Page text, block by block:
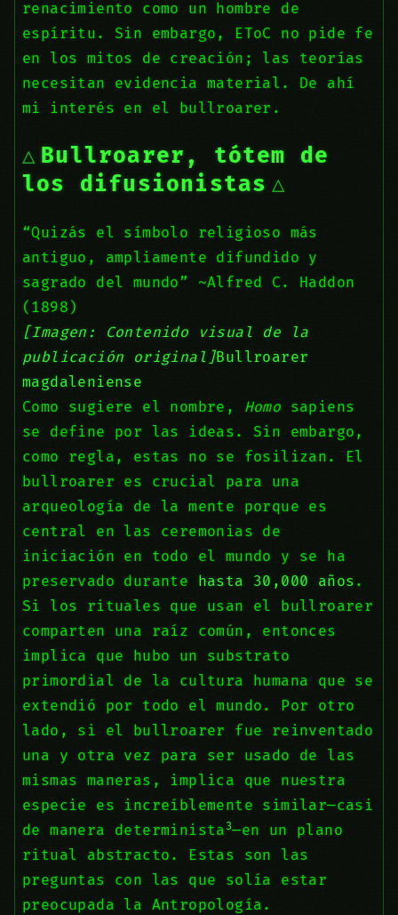
renacimiento como un hombre de
espíritu. Sin embargo, EToC no pide fe
en los mitos de creación; las teorías
necesitan evidencia material. De ahí
mi interés en el bullroarer.
Bullroarer, tótem de
los difusionistas
“Quizás el símbolo religioso más
antiguo, ampliamente difundido y
sagrado del mundo” ~Alfred C. Haddon
(1898)
[Imagen: Contenido visual de la
publicación original]Bullroarer
magdaleniense
Como sugiere el nombre, Homo sapiens
se define por las ideas. Sin embargo,
como regla, estas no se fosilizan. El
bullroarer es crucial para una
arqueología de la mente porque es
central en las ceremonias de
iniciación en todo el mundo y se ha
preservado durante hasta 30,000 años .
Si los rituales que usan el bullroarer
comparten una raíz común, entonces
implica que hubo un substrato
primordial de la cultura humana que se
extendió por todo el mundo. Por otro
lado, si el bullroarer fue reinventado
una y otra vez para ser usado de las
mismas maneras, implica que nuestra
especie es increíblemente similar—casi
de manera determinista 3—en un plano
ritual abstracto. Estas son las
preguntas con las que solía estar
preocupada la Antropología.